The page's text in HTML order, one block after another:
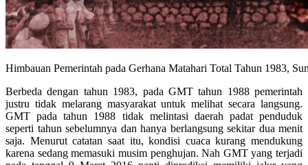
Himbauan Pemerintah pada Gerhana Matahari Total Tahun 1983,
Berbeda dengan tahun 1983, pada GMT tahun 1988 pemerintah
justru tidak melarang masyarakat untuk melihat secara langsung.
GMT pada tahun 1988 tidak melintasi daerah padat penduduk
seperti tahun sebelumnya dan hanya berlangsung sekitar dua menit
saja. Menurut catatan saat itu, kondisi cuaca kurang mendukung
karena sedang memasuki musim penghujan. Nah GMT yang terjadi